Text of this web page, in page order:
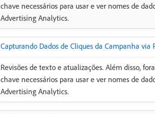
chave necessários para usar e ver nomes de
Advertising Analytics.
Capturando Dados de Cliques da Campanha via
Revisões de texto e atualizações. Além disso,
chave necessários para usar e ver nomes de
Advertising Analytics.